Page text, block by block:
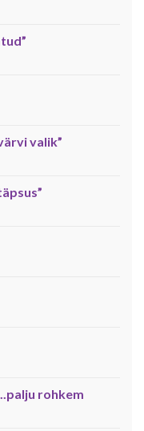
valik”
rohkem